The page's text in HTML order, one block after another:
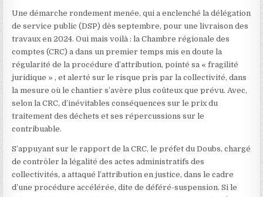
Une démarche rondement menée, qui a enclenché la délégation
de service public (DSP) dès septembre, pour une livraison des
travaux en 2024. Oui mais voilà : la Chambre régionale des
comptes (CRC) a dans un premier temps mis en doute la
régularité de la procédure d’attribution, pointé sa « fragilité
juridique » , et alerté sur le risque pris par la collectivité, dans
la mesure où le chantier s’avère plus coûteux que prévu. Avec,
selon la CRC, d’inévitables conséquences sur le prix du
traitement des déchets et ses répercussions sur le
contribuable.
S’appuyant sur le rapport de la CRC, le préfet du Doubs, chargé
de contrôler la légalité des actes administratifs des
collectivités, a attaqué l’attribution en justice, dans le cadre
d’une procédure accélérée, dite de déféré-suspension. Si le